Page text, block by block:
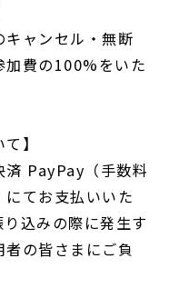
ャンセル・無断
加費の100%をいた
】
済 PayPay（手数料
てお支払いいた
込みの際に発生す
の皆さまにご負